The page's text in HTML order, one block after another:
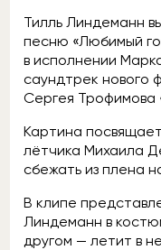
Тилль Линдеманн
песню «Любимый
в исполнении
саундтрек нового
Сергея Трофимова
Картина
лётчика Михаила
сбежать из плена
В клипе
Линдеманн в
другом — летит в